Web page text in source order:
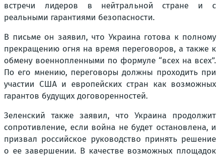
встречи лидеров в нейтральной стране и с
реальными гарантиями безопасности.
В письме он заявил, что Украина готова к полному
прекращению огня на время переговоров, а также к
обмену военнопленными по формуле “всех на всех”.
По его мнению, переговоры должны проходить при
участии США и европейских стран как возможных
гарантов будущих договоренностей.
Зеленский также заявил, что Украина продолжит
сопротивление, если война не будет остановлена, и
призвал российское руководство принять решение
о ее завершении. В качестве возможных площадок